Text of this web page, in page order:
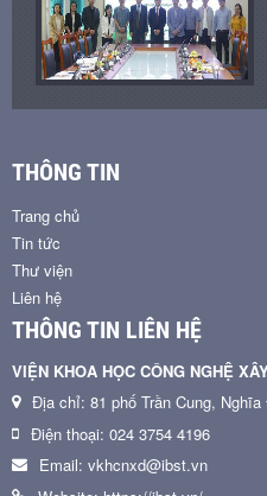
THÔNG TIN
Trang chủ
Tin tức
Thư viện
Liên hệ
THÔNG TIN LIÊN HỆ
VIỆN KHOA HỌC CÔNG NGHỆ
Địa chỉ: 81 phố Trần Cung, Nghĩa
Điện thoại: 024 3754 4196
Email: vkhcnxd@ibst.vn